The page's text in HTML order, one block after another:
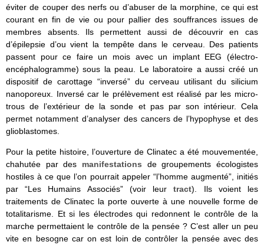
éviter de couper des nerfs ou d’abuser de la morphine, ce qui est
courant en fin de vie ou pour pallier des souffrances issues de
membres absents. Ils permettent aussi de découvrir en cas
d’épilepsie d’ou vient la tempête dans le cerveau. Des patients
passent pour ce faire un mois avec un implant EEG (électro-
encéphalogramme) sous la peau. Le laboratoire a aussi créé un
dispositif de carottage “inversé” du cerveau utilisant du silicium
nanoporeux. Inversé car le prélèvement est réalisé par les micro-
trous de l’extérieur de la sonde et pas par son intérieur. Cela
permet notamment d’analyser des cancers de l’hypophyse et des
glioblastomes.
Pour la petite histoire, l’ouverture de Clinatec a été mouvementée,
chahutée par des manifestations de groupements écologistes
hostiles à ce que l’on pourrait appeler “l’homme augmenté”, initiés
par “Les Humains Associés” (voir leurtract). Ils voient les
traitements de Clinatec la porte ouverte à une nouvelle forme de
totalitarisme. Et si les électrodes qui redonnent le contrôle de la
marche permettaient le contrôle de la pensée ? C’est aller un peu
vite en besogne car on est loin de contrôler la pensée avec des